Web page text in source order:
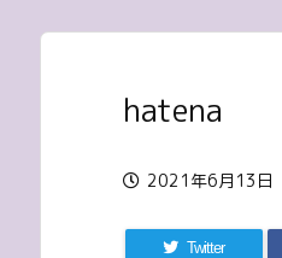
hatena
2021年6月13日
Twitter